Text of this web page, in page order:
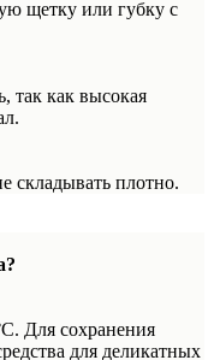
щетку или губку с
так как высокая
складывать плотно.
Для сохранения
для деликатных